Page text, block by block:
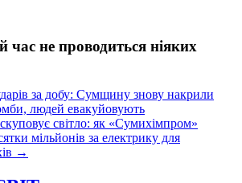
час не проводиться ніяких
за добу: Сумщину знову накрили
людей евакуйовують
світло: як «Сумихімпром»
мільйонів за електрику для
→